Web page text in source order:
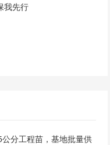
我先行
分工程苗，基地批量供